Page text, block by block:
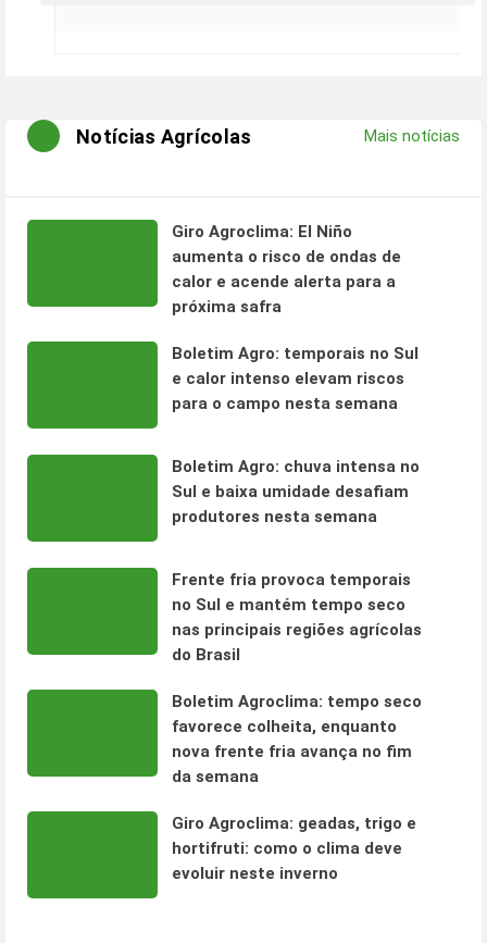
Notícias Agrícolas Mais notícias
Giro Agroclima: El Niño
aumenta o risco de ondas de
calor e acende alerta para a
próxima safra
Boletim Agro: temporais no Sul
e calor intenso elevam riscos
para o campo nesta semana
Boletim Agro: chuva intensa no
Sul e baixa umidade desafiam
produtores nesta semana
Frente fria provoca temporais
no Sul e mantém tempo seco
nas principais regiões agrícolas
do Brasil
Boletim Agroclima: tempo seco
favorece colheita, enquanto
nova frente fria avança no fim
da semana
Giro Agroclima: geadas, trigo e
hortifruti: como o clima deve
evoluir neste inverno